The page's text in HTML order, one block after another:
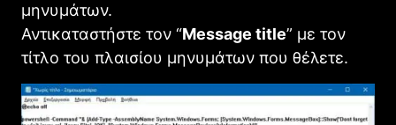
μηνυμάτων.
Αντικαταστήστε τον “Message title” με τον
τίτλο του πλαισίου μηνυμάτων που θέλετε.